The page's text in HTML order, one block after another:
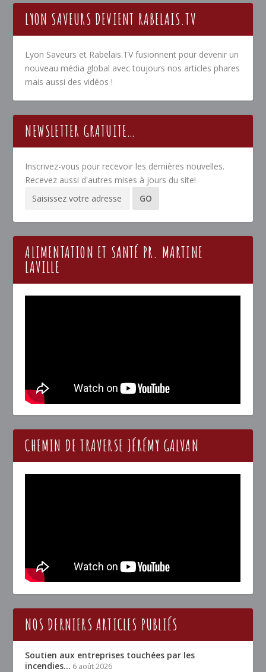
LYON SAVEURS DEVIENT RABELAIS.TV
Lyon Saveurs et Rabelais.TV fusionnent pour devenir un
nouveau média global avec toujours nos articles phares
mais aussi des vidéos !
NEWSLETTER GRATUITE…
Inscrivez-vous pour recevoir les dernières nouvelles.
Recevez aussi d'autres mises à jours du site!
ALIMENTATION ET SANTÉ PR. MARTINE
LAVILLE
CHEMIN DE TRAVERSE JÉRÉMY GALVAN
NOS DERNIERS ARTICLES PUBLIÉS
Soutien aux entreprises touchées par les
incendies… 6 août 2026